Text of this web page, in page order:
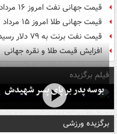
قیمت جهانی نفت امروز ۱۶ مرداد
قیمت جهانی طلا امروز ۱۵ مرداد
قیمت نفت برنت به ۷۹ دلار رسید
افزایش قیمت طلا و نقره جهانی
فیلم برگزیده
بوسه‌ پدر بر پای پسر شهیدش
برگزیده ورزشی